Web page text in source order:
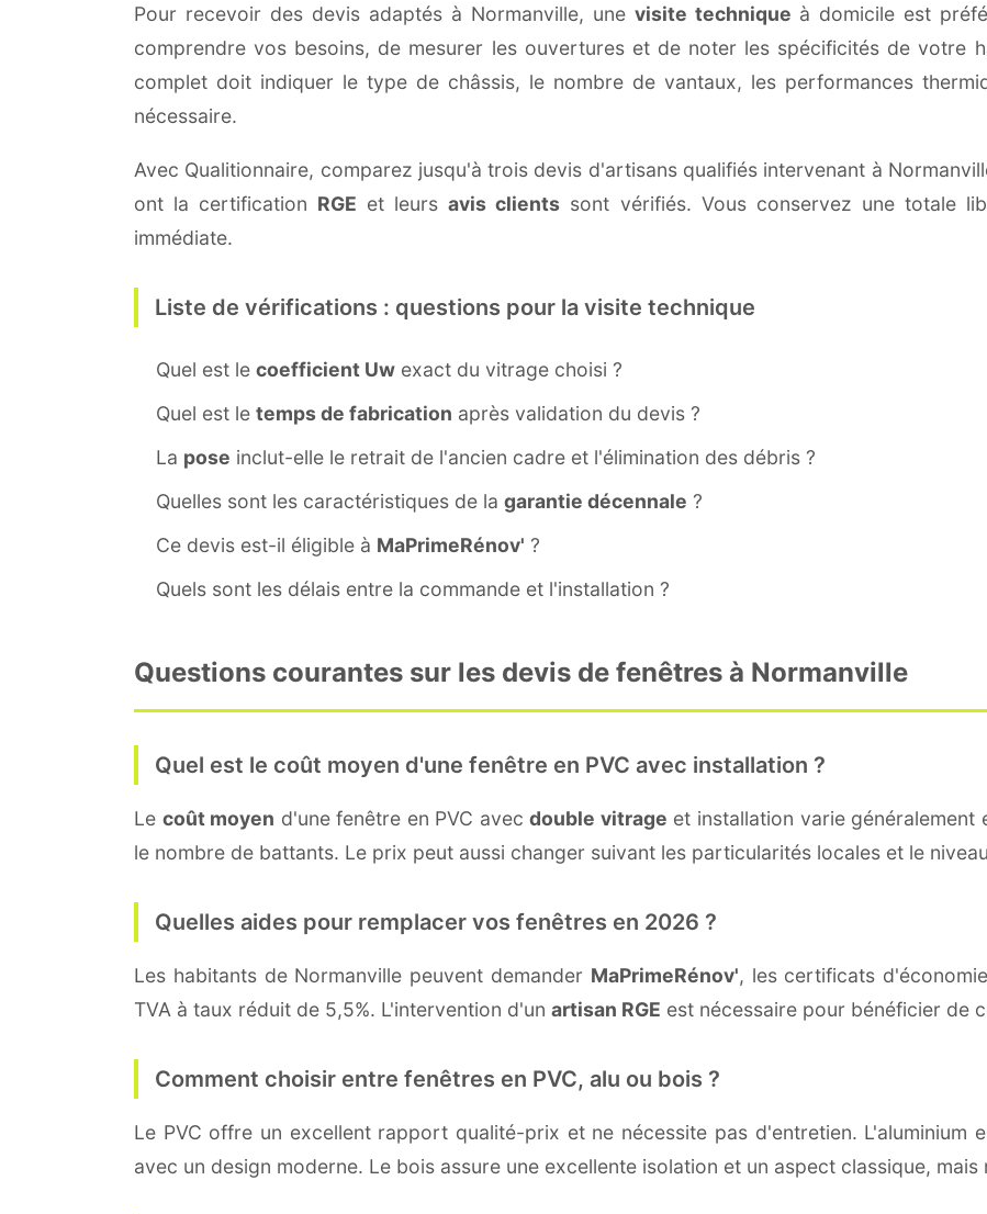
Pour recevoir des devis adaptés à Normanville, une visite technique à domicile est
comprendre vos besoins, de mesurer les ouvertures et de noter les spécificités de votre
complet doit indiquer le type de châssis, le nombre de vantaux, les performances
nécessaire.
Avec Qualitionnaire, comparez jusqu'à trois devis d'artisans qualifiés intervenant à
ont la certification RGE et leursavis clients sont vérifiés. Vous conservez une totale
immédiate.
Liste de vérifications : questions pour la visite technique
Quel est le coefficient Uw exact du vitrage choisi ?
Quel est le temps de fabrication après validation du devis ?
La pose inclut-elle le retrait de l'ancien cadre et l'élimination des débris ?
Quelles sont les caractéristiques de la garantie décennale ?
Ce devis est-il éligible à MaPrimeRénov' ?
Quels sont les délais entre la commande et l'installation ?
Questions courantes sur les devis de fenêtres à Normanville
Quel est le coût moyen d'une fenêtre en PVC avec installation ?
Le coût moyen d'une fenêtre en PVC avecdouble vitrage et installation varie
le nombre de battants. Le prix peut aussi changer suivant les particularités locales et le
Quelles aides pour remplacer vos fenêtres en 2026 ?
Les habitants de Normanville peuvent demander MaPrimeRénov', les certificats
TVA à taux réduit de 5,5%. L'intervention d'un artisan RGE est nécessaire pour bénéficier de
Comment choisir entre fenêtres en PVC, alu ou bois ?
Le PVC offre un excellent rapport qualité-prix et ne nécessite pas d'entretien. L'aluminium
avec un design moderne. Le bois assure une excellente isolation et un aspect classique,